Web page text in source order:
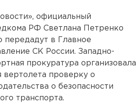
официальный
РФ Светлана Петренко
передадут в Главное
СК России. Западно-
прокуратура организовала
проверку о
о безопасности
транспорта.